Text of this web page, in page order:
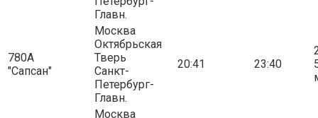
Главн.
780А
"Сапсан"
Москва
Октябрьская
Тверь
Санкт-
Петербург-
Главн.
20:41 23:40
Москва